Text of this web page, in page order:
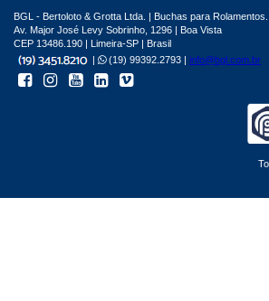
BGL - Bertoloto & Grotta Ltda. | Buchas para Rolamentos.
Av. Major José Levy Sobrinho, 1296 | Boa Vista
CEP 13486.190 | Limeira-SP | Brasil
|
(19) 99392.2793 | info@bgl.com.br